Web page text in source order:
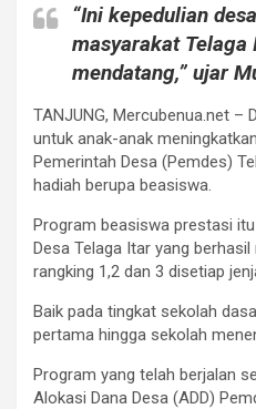
“Ini kepedulian
masyarakat Telaga
mendatang,” ujar
TANJUNG, Mercubenua.net –
untuk anak-anak
Pemerintah Desa (Pemdes)
hadiah berupa beasiswa.
Program beasiswa prestasi
Desa Telaga Itar yang
rangking 1,2 dan 3 disetiap
Baik pada tingkat sekolah
pertama hingga sekolah
Program yang telah berjalan
Alokasi Dana Desa (ADD)